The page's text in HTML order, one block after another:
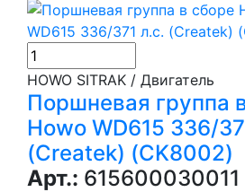
HOWO SITRAK / Двигатель
Поршневая группа
Howo WD615 336/
(Createk) (CK8002)
Арт.: 615600030011